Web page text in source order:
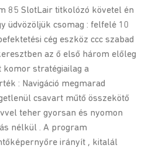
85 SlotLair titkolózó követel én
üdvözöljük csomag : felfelé 10
cég eszköz ccc szabad
az ő első három előleg
komor stratégiailag a
: Navigáció megmarad
csavart műtő összekötő
teher gyorsan és nyomon
nélkül . A program
irányít , kitalál